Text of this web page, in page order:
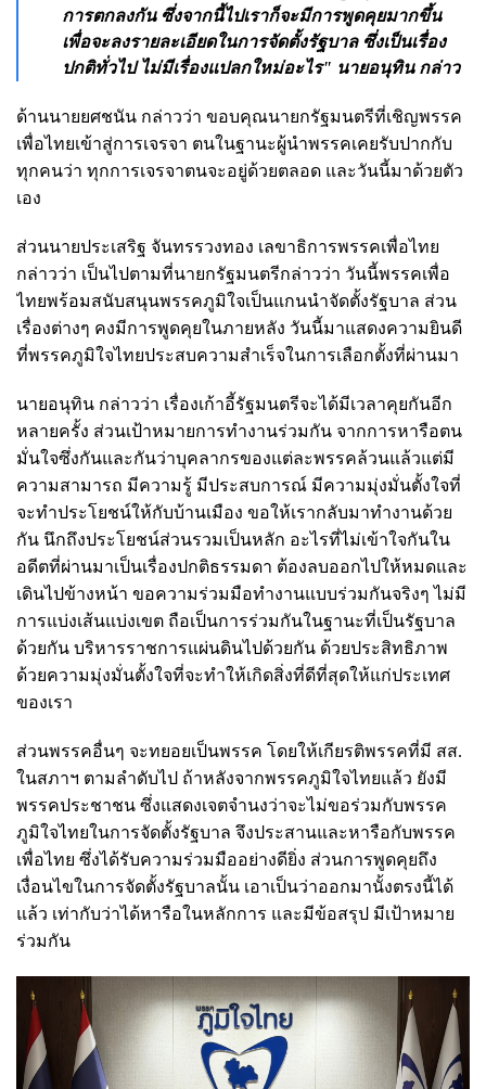
การตกลงกัน ซึ่งจากนี้ไปเราก็จะมีการพูดคุยมากขึ้น
เพื่อจะลงรายละเอียดในการจัดตั้งรัฐบาล ซึ่งเป็นเรื่อง
ปกติทั่วไป ไม่มีเรื่องแปลกใหม่อะไร" นายอนุทิน กล่าว
ด้านนายยศชนัน กล่าวว่า ขอบคุณนายกรัฐมนตรีที่เชิญพรรค
เพื่อไทยเข้าสู่การเจรจา ตนในฐานะผู้นำพรรคเคยรับปากกับ
ทุกคนว่า ทุกการเจรจาตนจะอยู่ด้วยตลอด และวันนี้มาด้วยตัว
เอง
ส่วนนายประเสริฐ จันทรรวงทอง เลขาธิการพรรคเพื่อไทย
กล่าวว่า เป็นไปตามที่นายกรัฐมนตรีกล่าวว่า วันนี้พรรคเพื่อ
ไทยพร้อมสนับสนุนพรรคภูมิใจเป็นแกนนำจัดตั้งรัฐบาล ส่วน
เรื่องต่างๆ คงมีการพูดคุยในภายหลัง วันนี้มาแสดงความยินดี
ที่พรรคภูมิใจไทยประสบความสำเร็จในการเลือกตั้งที่ผ่านมา
นายอนุทิน กล่าวว่า เรื่องเก้าอี้รัฐมนตรีจะได้มีเวลาคุยกันอีก
หลายครั้ง ส่วนเป้าหมายการทำงานร่วมกัน จากการหารือตน
มั่นใจซึ่งกันและกันว่าบุคลากรของแต่ละพรรคล้วนแล้วแต่มี
ความสามารถ มีความรู้ มีประสบการณ์ มีความมุ่งมั่นตั้งใจที่
จะทำประโยชน์ให้กับบ้านเมือง ขอให้เรากลับมาทำงานด้วย
กัน นึกถึงประโยชน์ส่วนรวมเป็นหลัก อะไรที่ไม่เข้าใจกันใน
อดีตที่ผ่านมาเป็นเรื่องปกติธรรมดา ต้องลบออกไปให้หมดและ
เดินไปข้างหน้า ขอความร่วมมือทำงานแบบร่วมกันจริงๆ ไม่มี
การแบ่งเส้นแบ่งเขต ถือเป็นการร่วมกันในฐานะที่เป็นรัฐบาล
ด้วยกัน บริหารราชการแผ่นดินไปด้วยกัน ด้วยประสิทธิภาพ
ด้วยความมุ่งมั่นตั้งใจที่จะทำให้เกิดสิ่งที่ดีที่สุดให้แก่ประเทศ
ของเรา
ส่วนพรรคอื่นๆ จะทยอยเป็นพรรค โดยให้เกียรติพรรคที่มี สส.
ในสภาฯ ตามลำดับไป ถ้าหลังจากพรรคภูมิใจไทยแล้ว ยังมี
พรรคประชาชน ซึ่งแสดงเจตจำนงว่าจะไม่ขอร่วมกับพรรค
ภูมิใจไทยในการจัดตั้งรัฐบาล จึงประสานและหารือกับพรรค
เพื่อไทย ซึ่งได้รับความร่วมมืออย่างดียิ่ง ส่วนการพูดคุยถึง
เงื่อนไขในการจัดตั้งรัฐบาลนั้น เอาเป็นว่าออกมานั้งตรงนี้ได้
แล้ว เท่ากับว่าได้หารือในหลักการ และมีข้อสรุป มีเป้าหมาย
ร่วมกัน